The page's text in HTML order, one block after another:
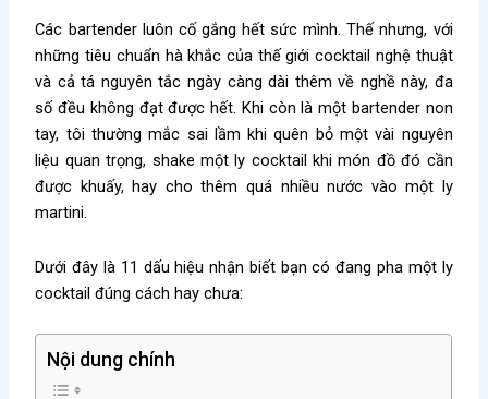
Các bartender luôn cố gắng hết sức mình. Thế nhưng, với
những tiêu chuẩn hà khắc của thế giới cocktail nghệ thuật
và cả tá nguyên tắc ngày càng dài thêm về nghề này, đa
số đều không đạt được hết. Khi còn là một bartender non
tay, tôi thường mắc sai lầm khi quên bỏ một vài nguyên
liệu quan trọng, shake một ly cocktail khi món đồ đó cần
được khuấy, hay cho thêm quá nhiều nước vào một ly
martini.
Dưới đây là 11 dấu hiệu nhận biết bạn có đang pha một ly
cocktail đúng cách hay chưa:
Nội dung chính